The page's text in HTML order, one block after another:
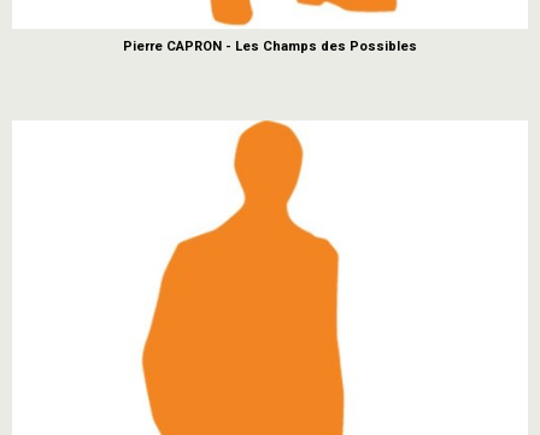
Pierre CAPRON - Les Champs des Possibles